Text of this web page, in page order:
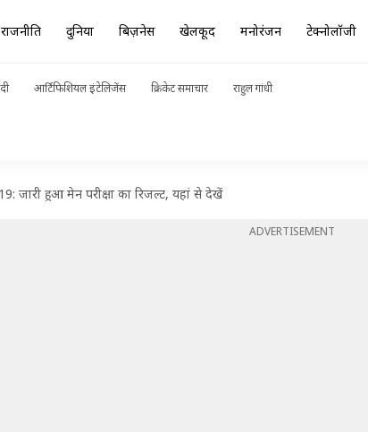
राजनीति दुनिया बिज़नेस खेलकूद मनोरंजन टेक्नोलॉजी
आर्टिफिशियल इंटेलिजेंस क्रिकेट समाचार राहुल गांधी
जारी हुआ मेन परीक्षा का रिजल्ट, यहां से देखें
ADVERTISEMENT